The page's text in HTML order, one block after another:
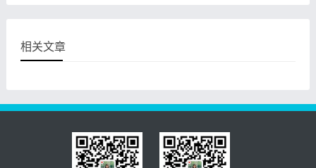
相关文章